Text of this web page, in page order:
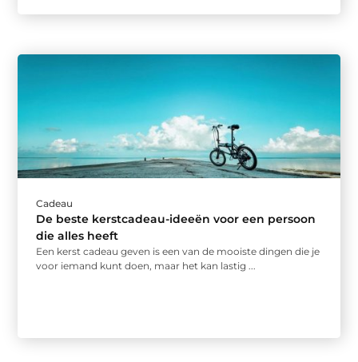
Cadeau
De beste kerstcadeau-ideeën voor een persoon
die alles heeft
Een kerst cadeau geven is een van de mooiste dingen die je
voor iemand kunt doen, maar het kan lastig ...